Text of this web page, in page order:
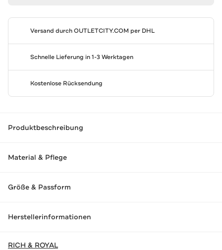
Versand durchOUTLETCITY.COM per DHL
Schnelle Lieferung in 1-3 Werktagen
Kostenlose Rücksendung
Produktbeschreibung
Material & Pflege
Größe & Passform
Herstellerinformationen
RICH & ROYAL